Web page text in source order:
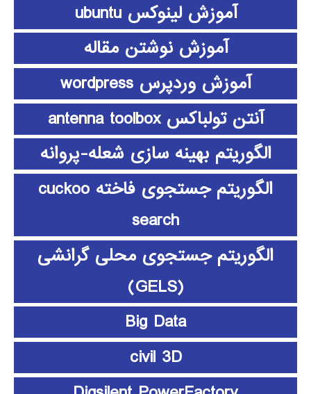
آموزش لینوکس ubuntu
آموزش نوشتن مقاله
آموزش وردپرس wordpress
آنتن تولباکس antenna toolbox
الگوریتم بهینه سازی شعله-پروانه
الگوریتم جستجوی فاخته cuckoo
search
الگوریتم جستجوی محلی گرانشی
(GELS)
Big Data
civil 3D